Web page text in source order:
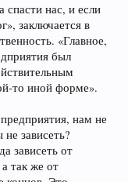
нас, и если
заключается в
«Главное,
был
то иной форме».
нам не
зависеть?
зависеть от
так же от